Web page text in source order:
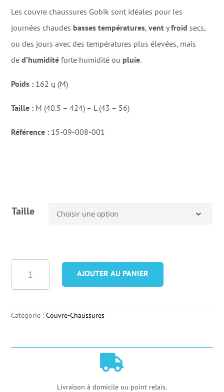
Les couvre chaussures Gobik sont idéales pour les
journées chaudes basses températures,ventyfroid secs,
ou des jours avec des températures plus élevées, mais
ded’humiditéforte humidité ou pluie.
Poids : 162 g (M)
Taille : M (40.5 – 424) – L (43 – 56)
Référence : 15-09-008-001
Taille
Chaussures
AJOUTER AU PANIER
Catégorie :Couvre-Chaussures

Livraison à domicile ou point relais.